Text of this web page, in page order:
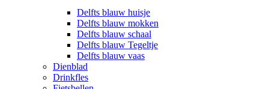
Delfts blauw huisje
Delfts blauw mokken
Delfts blauw schaal
Delfts blauw Tegeltje
Delfts blauw vaas
Dienblad
Drinkfles